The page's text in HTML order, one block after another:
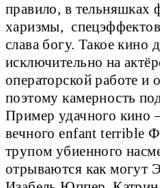
правило, в тельняшках
харизмы,
слава богу. Такое кино
исключительно на
операторской работе и
поэтому камерность
Пример удачного
вечного enfant terrible
трупом убиенного
отрываются как могут